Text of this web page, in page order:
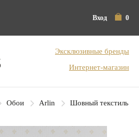
Вход 0
Эксклюзивные бренды
Интернет-магазин
Обои Arlin Шовный текстиль